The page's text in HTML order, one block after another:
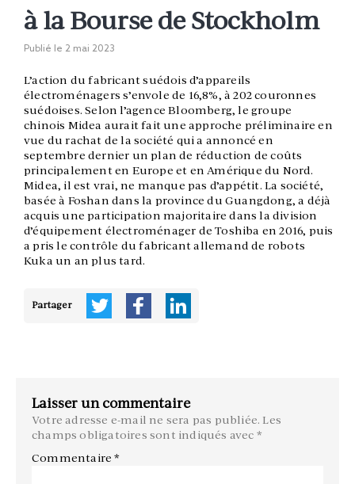
à la Bourse de Stockholm
Publié le 2 mai 2023
L’action du fabricant suédois d’appareils
électroménagers s’envole de 16,8%, à 202 couronnes
suédoises. Selon l’agence Bloomberg, le groupe
chinois Midea aurait fait une approche préliminaire en
vue du rachat de la société qui a annoncé en
septembre dernier un plan de réduction de coûts
principalement en Europe et en Amérique du Nord.
Midea, il est vrai, ne manque pas d’appétit. La société,
basée à Foshan dans la province du Guangdong, a déjà
acquis une participation majoritaire dans la division
d’équipement électroménager de Toshiba en 2016, puis
a pris le contrôle du fabricant allemand de robots
Kuka un an plus tard.
Partager
Laisser un commentaire
Votre adresse e-mail ne sera pas publiée. Les
champs obligatoires sont indiqués avec *
Commentaire*